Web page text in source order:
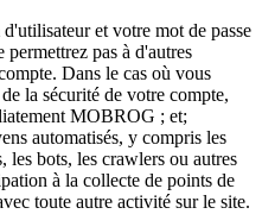
et votre mot de passe
permettrez pas à d'autres
Dans le cas où vous
la sécurité de votre compte,
MOBROG ; et;
automatisés, y compris les
les bots, les crawlers ou autres
à la collecte de points de
toute autre activité sur le site.